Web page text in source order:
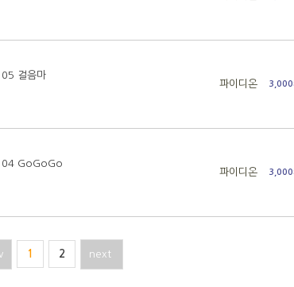
05 걸음마
파이디온 3,000
04 GoGoGo
파이디온 3,000
1 2 next